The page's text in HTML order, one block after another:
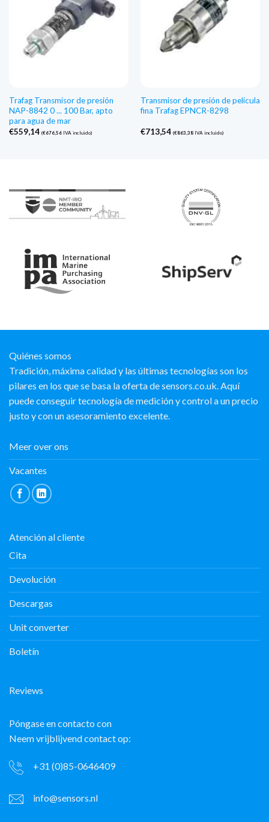
Trafag Transmisor de presión
NAP-8842 0 ... 100 Bar, apto
para agua de mar
€559,14 (€676,56IVA incluido)
Transmisor de presión de película
fina Trafag EPNCR-8298
€713,54 (€863,38IVA incluido)
Quiénes somos
Tradición, máxima calidad y las últimas tecnologías son los
pilares en los que se basa la oferta de sensors.co.uk. Aquí
puede conseguir tecnología de medición y control a un precio
justo y con un asesoramiento excelente.
Meer over ons
Vacantes
Atención al cliente
Cita
Devolución
Descargas
Unit converter
Boletín
Reviews
Póngase en contacto con
Neem vrijblijvend contact op:
+31 (0)85-0646409
info@sensors.nl